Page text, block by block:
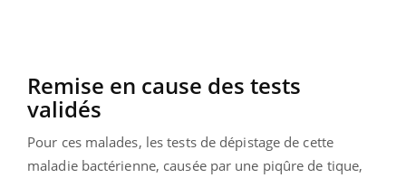
Remise en cause des tests
validés
Pour ces malades, les tests de dépistage de cette
maladie bactérienne, causée par une piqûre de tique,